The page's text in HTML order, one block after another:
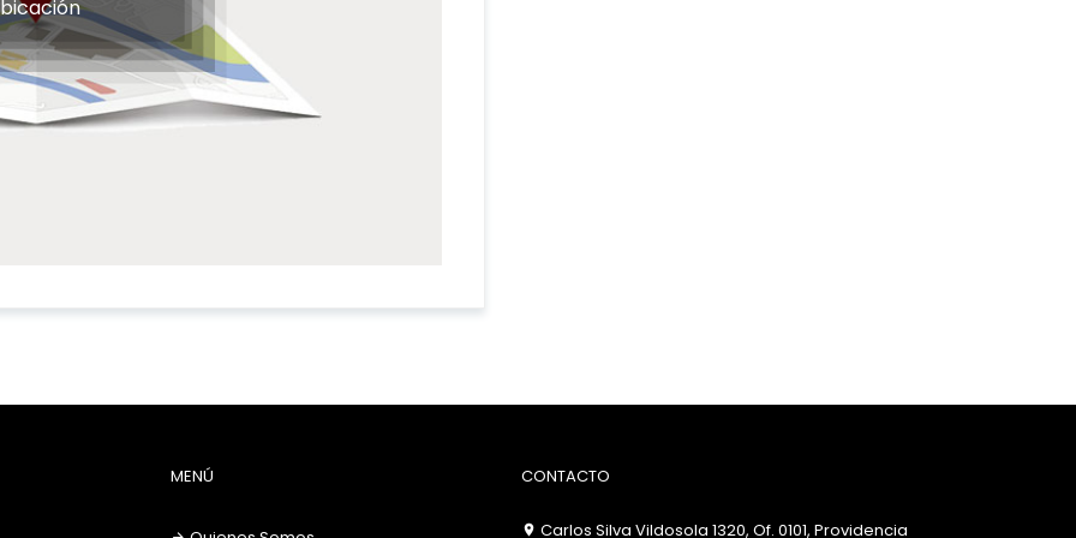
MENÚ CONTACTO
Carlos Silva Vildosola 1320, Of. 0101, Providencia